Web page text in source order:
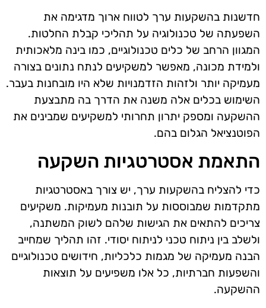
חדשנות בהשקעות ערך לטווח ארוך מדגימה את
השפעתה של טכנולוגיה על תהליכי קבלת החלטות.
המגוון הרחב של כלים טכנולוגיים, כמו בינה מלאכותית
ולמידת מכונה, מאפשר למשקיעים לנתח נתונים בצורה
מעמיקה יותר ולזהות הזדמנויות שלא היו מובחנות בעבר.
השימוש בכלים אלה משנה את הדרך בה מתבצעת
ההשקעה ומספק יתרון תחרותי למשקיעים שמבינים את
הפוטנציאל הגלום בהם.
התאמת אסטרטגיות השקעה
כדי להצליח בהשקעות ערך, יש צורך באסטרטגיות
מתקדמות שמבוססות על תובנות מעמיקות. משקיעים
צריכים להתאים את הגישות שלהם לשוק המשתנה,
ולשלב בין ניתוח טכני לניתוח יסודי. זהו תהליך שמחייב
הבנה מעמיקה של מגמות כלכליות, חידושים טכנולוגיים
והשפעות חברתיות, כל אלו משפיעים על תוצאות
ההשקעה.